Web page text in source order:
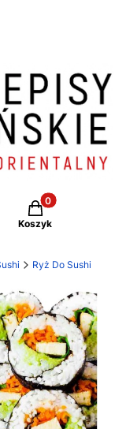
Produkty w
Koszyk
Ryż Do Sushi